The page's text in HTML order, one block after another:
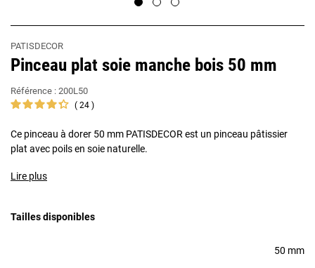
PATISDECOR
Pinceau plat soie manche bois 50 mm
Référence : 200L50
24
Ce pinceau à dorer 50 mm PATISDECOR est un pinceau pâtissier
plat avec poils en soie naturelle.
Lire plus
Tailles disponibles
50 mm